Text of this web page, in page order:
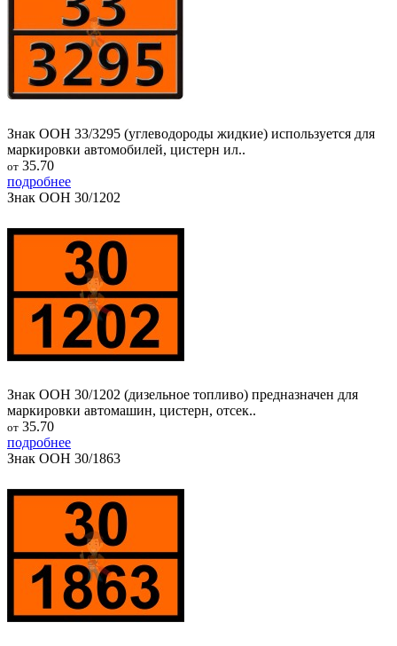
Знак ООН 33/3295 (углеводороды жидкие) используется для
маркировки автомобилей, цистерн ил..
от 35.70
подробнее
Знак ООН 30/1202
Знак ООН 30/1202 (дизельное топливо) предназначен для
маркировки автомашин, цистерн, отсек..
от 35.70
подробнее
Знак ООН 30/1863